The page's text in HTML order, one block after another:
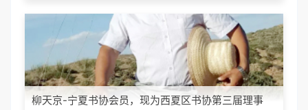
柳天京-宁夏书协会员，现为西夏区书协第三届理事